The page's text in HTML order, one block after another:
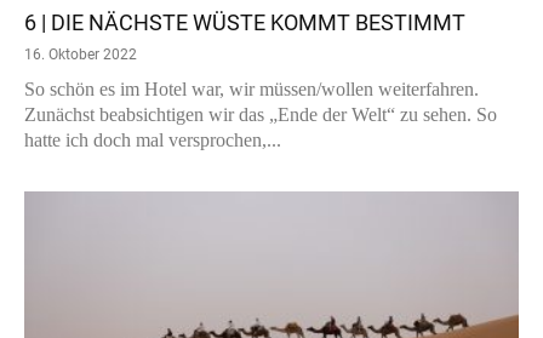
6 | DIE NÄCHSTE WÜSTE KOMMT BESTIMMT
16. Oktober 2022
So schön es im Hotel war, wir müssen/wollen weiterfahren.
Zunächst beabsichtigen wir das „Ende der Welt“ zu sehen. So
hatte ich doch mal versprochen,...